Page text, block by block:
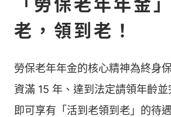
老，領到老！
勞保老年年金的核心精神為終身
資滿 15 年、達到法定請領年齡並
即可享有「活到老領到老」的待